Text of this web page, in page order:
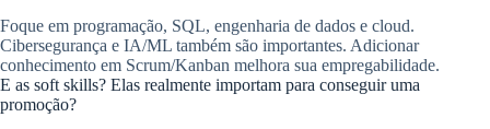
Foque em programação, SQL, engenharia de dados e cloud.
Cibersegurança e IA/ML também são importantes. Adicionar
conhecimento em Scrum/Kanban melhora sua empregabilidade.
E as soft skills? Elas realmente importam para conseguir uma
promoção?